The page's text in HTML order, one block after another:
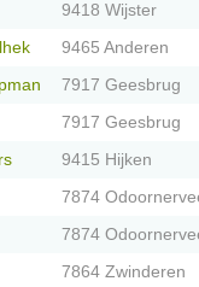
9418 Wijster
9465 Anderen
7917 Geesbrug
7917 Geesbrug
9415 Hijken
7874
7874
7864 Zwinderen